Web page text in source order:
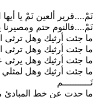
نَمْ....قرير ألعين نَمْ يا
نَمْ....فالنوم حتم ومصيرنا
ما جئت أرثيك وهل ترثى
ما جئت أرثيك وهل ترثى
ما جئت أرثيك وهل يرثى
ما جئت أرثيك وهل
نَـــــــــــم
ما حدت عن خط المبادئ